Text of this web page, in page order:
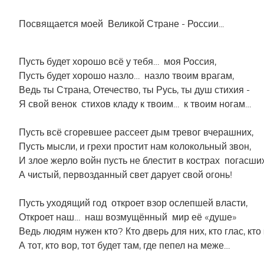
Посвящается моей Великой Стране - России...
Пусть будет хорошо всё у тебя… моя Россия,
Пусть будет хорошо назло… назло твоим врагам,
Ведь ты Страна, Отечество, ты Русь, ты душ стихия -
Я свой венок стихов кладу к твоим… к твоим ногам…
Пусть всё сгоревшее рассеет дым тревог вчерашних,
Пусть мысли, и грехи простит нам колокольный звон,
И злое жерло войн пусть не блестит в кострах
А чистый, первозданный свет дарует свой огонь!
Пусть уходящий год откроет взор ослепшей власти,
Откроет наш… наш возмущённый мир её «душе»
Ведь людям нужен кто? Кто дверь для них, кто глас, кто
А тот, кто вор, тот будет там, где пепел на меже…
Философская лирика
Прозаические миниатюры
Поэмы
Стихи для детей
Без рубрики
Пейзажная лирика